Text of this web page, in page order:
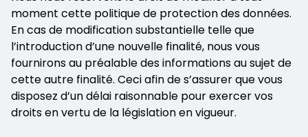
moment cette politique de protection des données.
En cas de modification substantielle telle que
l’introduction d’une nouvelle finalité, nous vous
fournirons au préalable des informations au sujet de
cette autre finalité. Ceci afin de s’assurer que vous
disposez d’un délai raisonnable pour exercer vos
droits en vertu de la législation en vigueur.